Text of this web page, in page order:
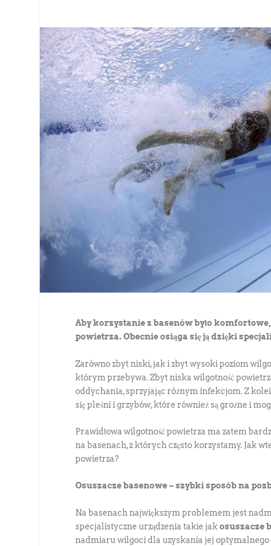
Aby korzystanie z basenów było
powietrza. Obecnie osiąga się ją dzięki
Zarówno zbyt niski, jak i zbyt wysoki poziom
którym przebywa. Zbyt niska wilgotność
oddychania, sprzyjając różnym infekcjom. Z
się pleśni i grzybów, które również są groźne i
Prawidłowa wilgotność powietrza ma zatem
na basenach, z których często korzystamy. Jak
powietrza?
Osuszacze basenowe – szybki sposób na
Na basenach największym problemem jest
specjalistyczne urządzenia takie jakosuszacze
nadmiaru wilgoci dla uzyskania jej optymalnego